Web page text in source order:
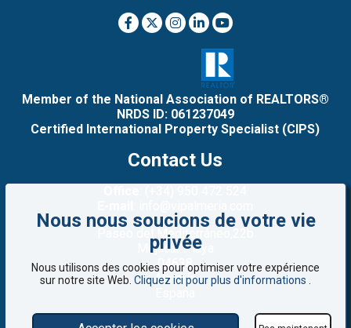
Member of the National Association of REALTORS®
NRDS ID: 061237049
Certified International Property Specialist (CIPS)
Contact Us
Paseo del Mediterráneo,22b
Mojacar Playa
04638
Almería
Nous nous soucions de votre vie
privée
Nous utilisons des cookies pour optimiser votre expérience
sur notre site Web. Cliquez ici pour plus d'informations